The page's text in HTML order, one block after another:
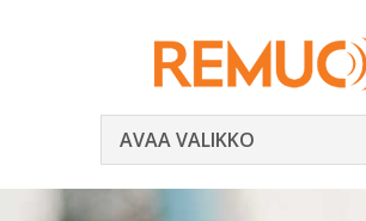
AVAA VALIKKO